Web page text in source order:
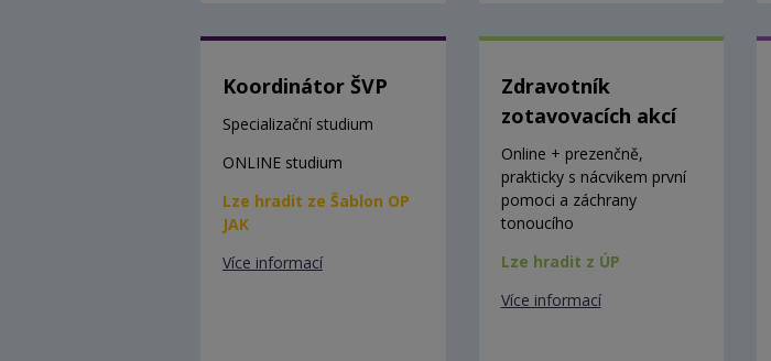
Koordinátor ŠVP
Specializační studium
ONLINE studium
Lze hradit ze Šablon OP
JAK
Více informací
Zdravotník
zotavovacích akcí
Online + prezenčně,
prakticky s nácvikem první
pomoci a záchrany
tonoucího
Lze hradit z ÚP
Více informací